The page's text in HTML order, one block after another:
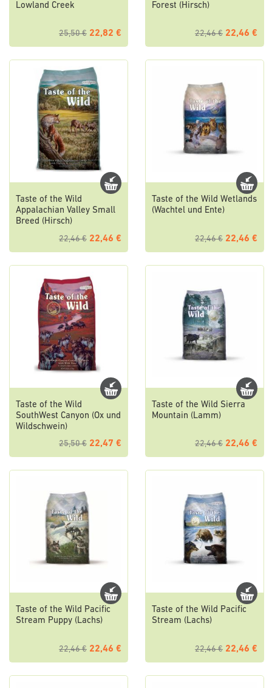
Lowland Creek
25,50 € 22,82 €
Forest (Hirsch)
22,46 € 22,46 €
Taste of the Wild
Appalachian Valley Small
Breed (Hirsch)
22,46 € 22,46 €
Taste of the Wild Wetlands
(Wachtel und Ente)
22,46 € 22,46 €
Taste of the Wild
SouthWest Canyon (Ox und
Wildschwein)
25,50 € 22,47 €
Taste of the Wild Sierra
Mountain (Lamm)
22,46 € 22,46 €
Taste of the Wild Pacific
Stream Puppy (Lachs)
22,46 € 22,46 €
Taste of the Wild Pacific
Stream (Lachs)
22,46 € 22,46 €